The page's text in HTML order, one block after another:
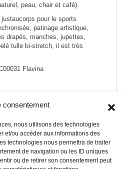
consentement
nous utilisons des technologies
et/ou accéder aux informations des
technologies nous permettra de traiter
de navigation ou les ID uniques
ou de retirer son consentement peut
peau, chair et café).
pour le sports
patinage artistique,
drapés, manches, jupettes,
tulle bi-stretch, il est très
Flavina